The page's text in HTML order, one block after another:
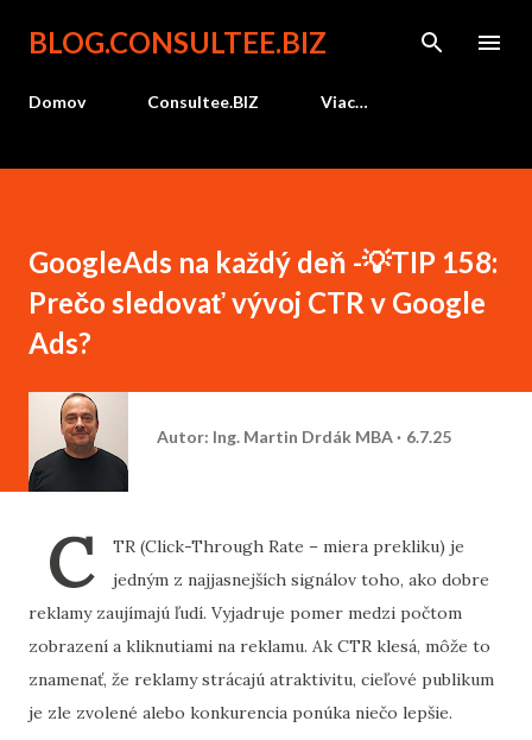
Preskočiť na hlavný obsah
BLOG.CONSULTEE.BIZ
Domov Consultee.BIZ Viac…
GoogleAds na každý deň -💡TIP 158:
Prečo sledovať vývoj CTR v Google
Ads?
Autor: Ing. Martin Drdák MBA 6.7.25
C
TR (Click-Through Rate – miera prekliku) je
jedným z najjasnejších signálov toho, ako dobre
reklamy zaujímajú ľudí. Vyjadruje pomer medzi počtom
zobrazení a kliknutiami na reklamu. Ak CTR klesá, môže to
znamenať, že reklamy strácajú atraktivitu, cieľové publikum
je zle zvolené alebo konkurencia ponúka niečo lepšie.